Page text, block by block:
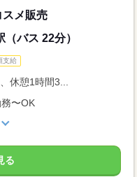
スメ販売
バス 22分）
支給
休憩1時間3...
〜OK
る